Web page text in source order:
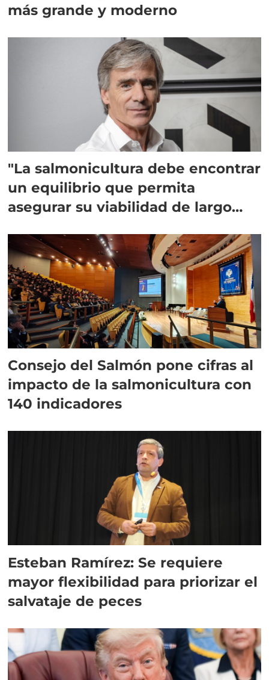
más grande y moderno
"La salmonicultura debe encontrar
un equilibrio que permita
asegurar su viabilidad de largo
Consejo del Salmón pone cifras al
impacto de la salmonicultura con
140 indicadores
Esteban Ramírez: Se requiere
mayor flexibilidad para priorizar el
salvataje de peces